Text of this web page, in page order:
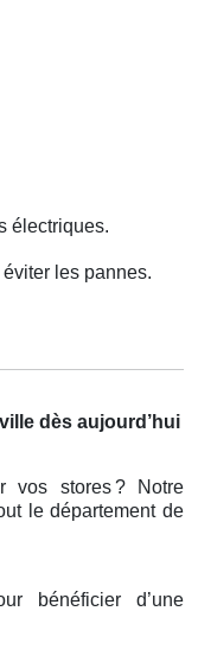
électriques.
les pannes.
dès aujourd’hui
vos stores? Notre
le département de
bénéficier d’une